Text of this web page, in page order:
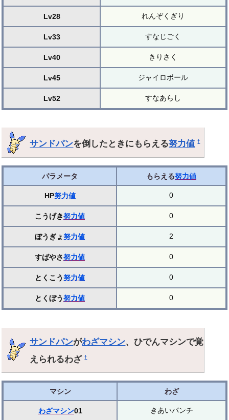
Lv28 れんぞくぎり
Lv33 すなじごく
Lv40 きりさく
Lv45 ジャイロボール
Lv52 すなあらし
サンドパンを倒したときにもらえる努力値 †
パラメータ もらえる努力値
HP努力値 0
こうげき努力値 0
ぼうぎょ努力値 2
すばやさ努力値 0
とくこう努力値 0
とくぼう努力値 0
サンドパンがわざマシン、ひでんマシンで覚
えられるわざ†
マシン わざ
わざマシン01 きあいパンチ